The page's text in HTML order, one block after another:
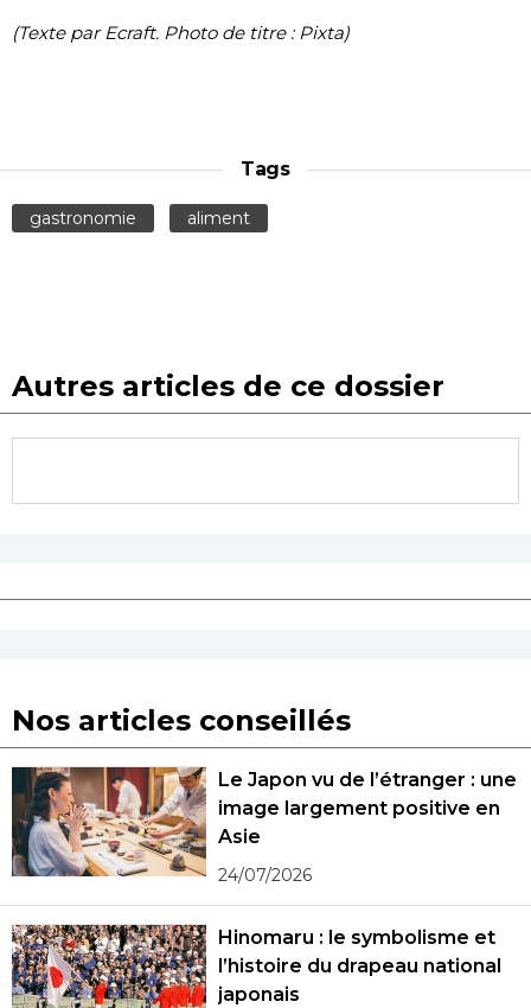
(Texte par Ecraft. Photo de titre : Pixta)
Tags
gastronomie aliment
Autres articles de ce dossier
Nos articles conseillés
Le Japon vu de l’étranger : une
image largement positive en
Asie
24/07/2026
Hinomaru : le symbolisme et
l’histoire du drapeau national
japonais